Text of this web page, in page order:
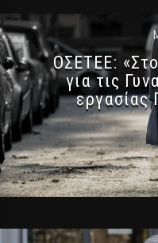
ΟΣΕΤΕΕ:
για τις
εργασίας